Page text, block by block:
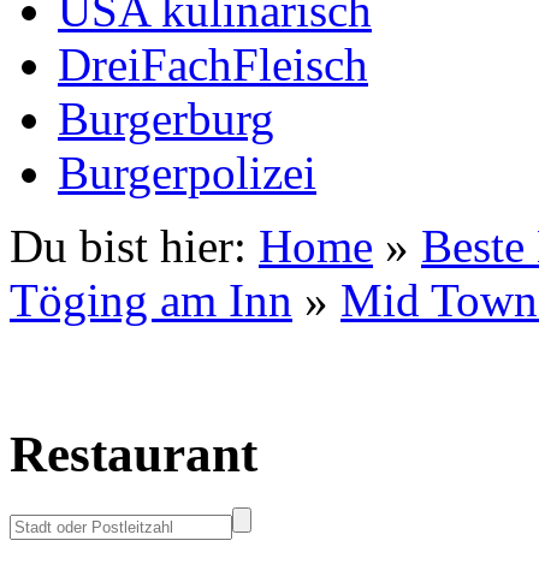
DreiFachFleisch
Burgerburg
Burgerpolizei
Du bist hier: Home »
Töging am Inn » Mid
Restaurant